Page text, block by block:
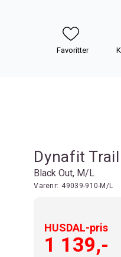
Dynafit
Black Out, M/L
Varenr: 49039-910-M/L
HUSDAL-pris
1 139,-